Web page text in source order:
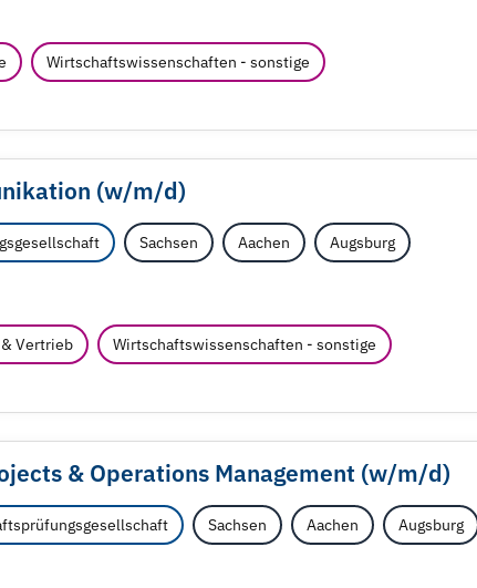
Wirtschaftswissenschaften - sonstige
(w/m/d)
Sachsen Aachen Augsburg
Vertrieb Wirtschaftswissenschaften - sonstige
& Operations Management (w/m/d)
Sachsen Aachen Augsburg